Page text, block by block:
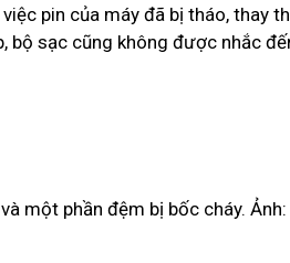
pin của máy đã bị tháo, thay
bộ sạc cũng không được nhắc